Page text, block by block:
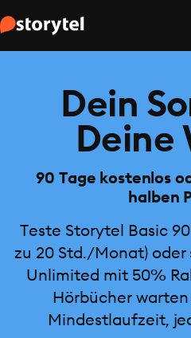
Dein
Deine
90 Tage kostenlos
halben
Teste Storytel Basic
zu 20 Std./Monat)
Unlimited mit 50%
Hörbücher
Mindestlaufzeit,